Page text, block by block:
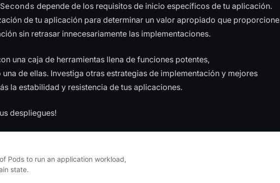
depende de los requisitos de inicio específicos de tu aplicación.
de tu aplicación para determinar un valor apropiado que proporcione
sin retrasar innecesariamente las implementaciones.
una caja de herramientas llena de funciones potentes,
una de ellas. Investiga otras estrategias de implementación y mejores
la estabilidad y resistencia de tus aplicaciones.
despliegues!
Pods to run an application workload,
state.